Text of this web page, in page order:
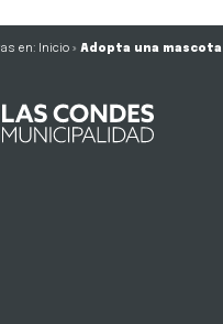
Inicio » Adopta una mascota